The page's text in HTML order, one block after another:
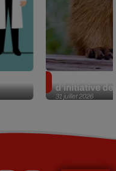
31 juillet 2026
d’initiative